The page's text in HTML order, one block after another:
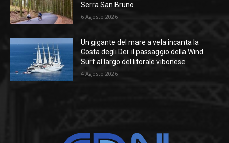
Serra San Bruno
6 Agosto 2026
Un gigante del mare a vela incanta la
Costa degli Dei: il passaggio della Wind
Surf al largo del litorale vibonese
4 Agosto 2026